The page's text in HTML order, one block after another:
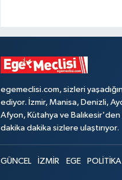
egemeclisi.com, sizleri
ediyor. İzmir, Manisa, Denizli,
Afyon, Kütahya ve
dakika dakika sizlere ulaştırıyor.
GÜNCEL İZMİR EGE POLİTİKA